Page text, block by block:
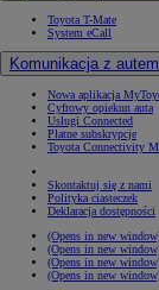
Toyota T-Mate
System eCall
Komunikacja z autem
Nowa aplikacja
Cyfrowy opiekun auta
Usługi Connected
Płatne subskrypcje
Toyota Connectivity
Skontaktuj się z nami
Polityka ciasteczek
Deklaracja dostępności
(Opens in new
(Opens in new
(Opens in new
(Opens in new